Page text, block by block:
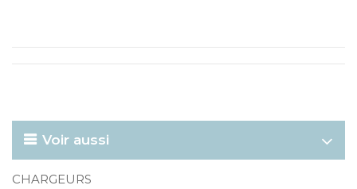
Voir aussi
CHARGEURS